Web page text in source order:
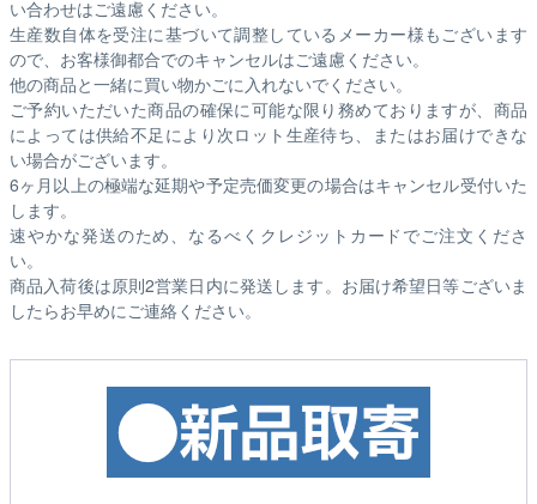
い合わせはご遠慮ください。
生産数自体を受注に基づいて調整しているメーカー様もございます
ので、お客様御都合でのキャンセルはご遠慮ください。
他の商品と一緒に買い物かごに入れないでください。
ご予約いただいた商品の確保に可能な限り務めておりますが、商品
によっては供給不足により次ロット生産待ち、またはお届けできな
い場合がございます。
6ヶ月以上の極端な延期や予定売価変更の場合はキャンセル受付いた
します。
速やかな発送のため、なるべくクレジットカードでご注文くださ
い。
商品入荷後は原則2営業日内に発送します。お届け希望日等ございま
したらお早めにご連絡ください。